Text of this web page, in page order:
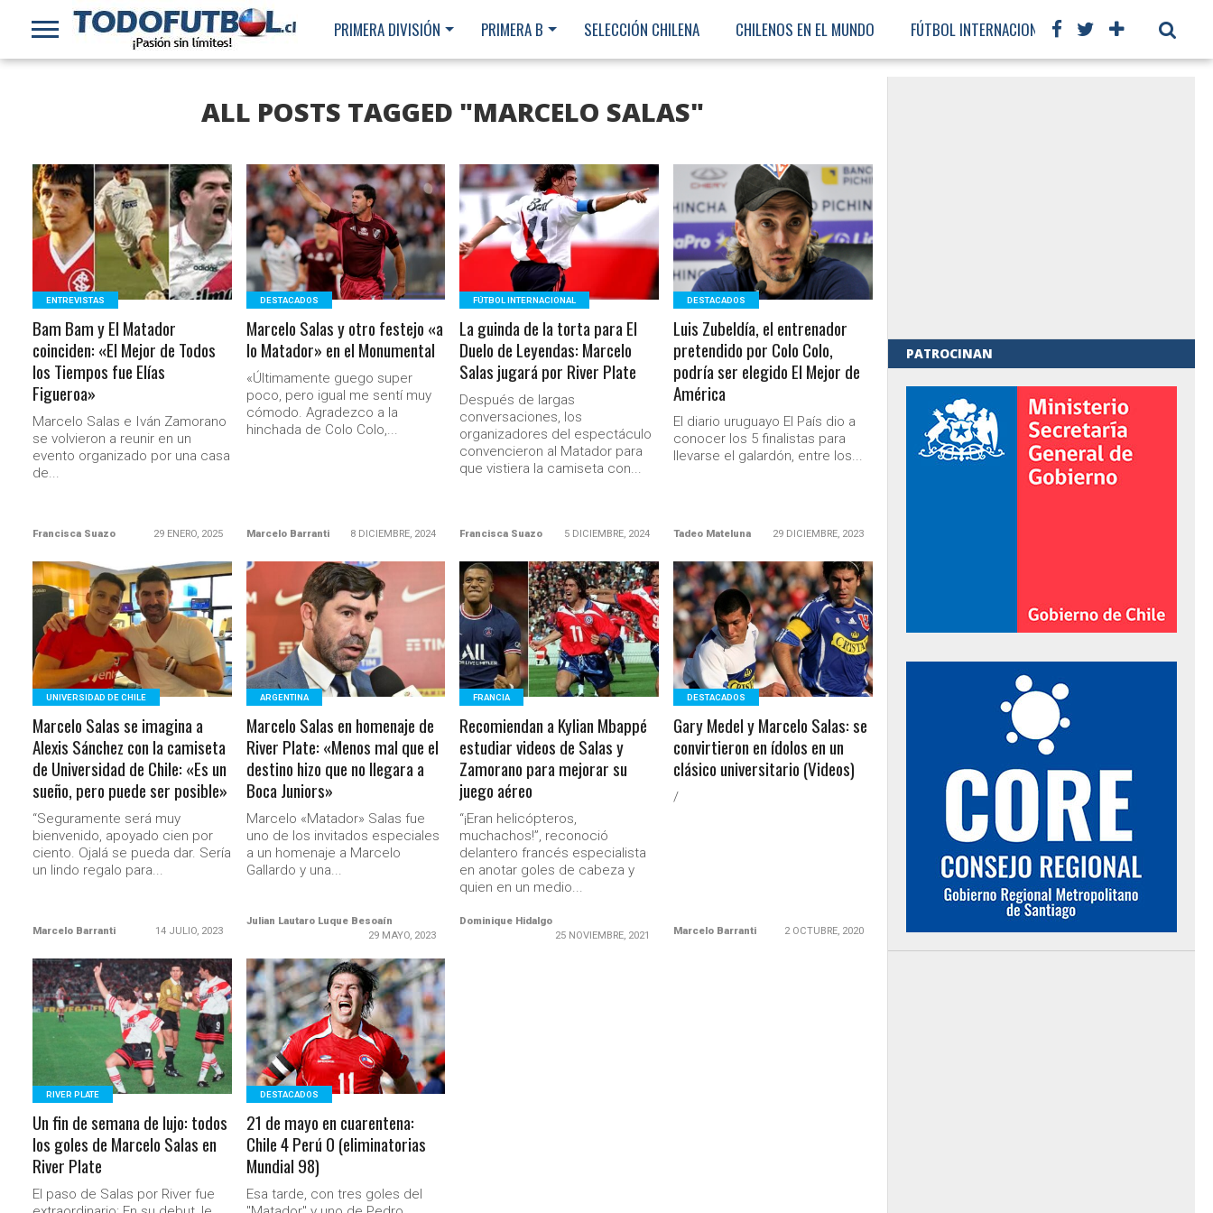
PRIMERA DIVISIÓN PRIMERA B SELECCIÓN CHILENA CHILENOS EN EL MUNDO FÚTBOL INTERNACIONAL
ALL POSTS TAGGED "MARCELO SALAS"
LEER MÁS
ENTREVISTAS
Bam Bam y El Matador
coinciden: «El Mejor de Todos
los Tiempos fue Elías
Figueroa»
Marcelo Salas e Iván Zamorano
se volvieron a reunir en un
evento organizado por una casa
de...
Francisca Suazo 29 ENERO, 2025
LEER MÁS
DESTACADOS
Marcelo Salas y otro festejo «a
lo Matador» en el Monumental
«Últimamente guego super
poco, pero igual me sentí muy
cómodo. Agradezco a la
hinchada de Colo Colo,...
Marcelo Barranti 8 DICIEMBRE, 2024
LEER MÁS
FÚTBOL INTERNACIONAL
La guinda de la torta para El
Duelo de Leyendas: Marcelo
Salas jugará por River Plate
Después de largas
conversaciones, los
organizadores del espectáculo
convencieron al Matador para
que vistiera la camiseta con...
Francisca Suazo 5 DICIEMBRE, 2024
LEER MÁS
DESTACADOS
Luis Zubeldía, el entrenador
pretendido por Colo Colo,
podría ser elegido El Mejor de
América
El diario uruguayo El País dio a
conocer los 5 finalistas para
llevarse el galardón, entre los...
Tadeo Mateluna 29 DICIEMBRE, 2023
LEER MÁS
UNIVERSIDAD DE CHILE
Marcelo Salas se imagina a
Alexis Sánchez con la camiseta
de Universidad de Chile: «Es un
sueño, pero puede ser posible»
“Seguramente será muy
bienvenido, apoyado cien por
ciento. Ojalá se pueda dar. Sería
un lindo regalo para...
Marcelo Barranti 14 JULIO, 2023
LEER MÁS
ARGENTINA
Marcelo Salas en homenaje de
River Plate: «Menos mal que el
destino hizo que no llegara a
Boca Juniors»
Marcelo «Matador» Salas fue
uno de los invitados especiales
a un homenaje a Marcelo
Gallardo y una...
Julian Lautaro Luque Besoaín
29 MAYO, 2023
LEER MÁS
FRANCIA
Recomiendan a Kylian Mbappé
estudiar videos de Salas y
Zamorano para mejorar su
juego aéreo
“¡Eran helicópteros,
muchachos!”, reconoció
delantero francés especialista
en anotar goles de cabeza y
quien en un medio...
Dominique Hidalgo
25 NOVIEMBRE, 2021
LEER MÁS
DESTACADOS
Gary Medel y Marcelo Salas: se
convirtieron en ídolos en un
clásico universitario (Videos)
/
Marcelo Barranti 2 OCTUBRE, 2020
LEER MÁS
RIVER PLATE
Un fin de semana de lujo: todos
los goles de Marcelo Salas en
River Plate
El paso de Salas por River fue
LEER MÁS
DESTACADOS
21 de mayo en cuarentena:
Chile 4 Perú 0 (eliminatorias
Mundial 98)
Esa tarde, con tres goles del
PATROCINAN
Ministerio Secretaría General de Gobierno
Ministerio Secretaría General de Gobierno